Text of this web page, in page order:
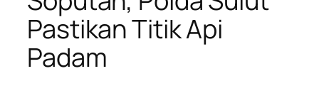
Pastikan Titik Api
Padam